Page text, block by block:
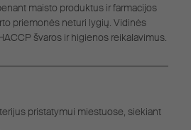
maisto produktus ir farmacijos
priemonės neturi lygių. Vidinės
švaros ir higienos reikalavimus.
pristatymui miestuose, siekiant